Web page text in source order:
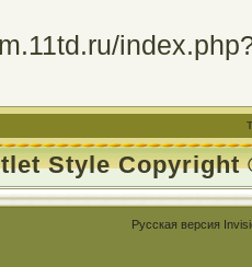
Style Copyright
Русская версия